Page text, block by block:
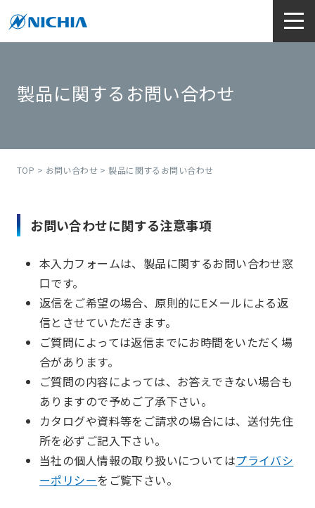
製品に関するお問い合わせ
TOP > お問い合わせ > 製品に関するお問い合わせ
お問い合わせに関する注意事項
本入力フォームは、製品に関するお問い合わせ窓
口です。
返信をご希望の場合、原則的にEメールによる返
信とさせていただきます。
ご質問によっては返信までにお時間をいただく場
合があります。
ご質問の内容によっては、お答えできない場合も
ありますので予めご了承下さい。
カタログや資料等をご請求の場合には、送付先住
所を必ずご記入下さい。
当社の個人情報の取り扱いについてはプライバシ
ーポリシーをご覧下さい。